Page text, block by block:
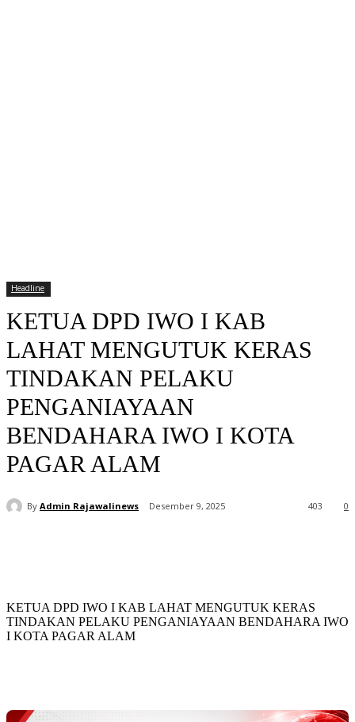
Headline
KETUA DPD IWO I KAB
LAHAT MENGUTUK KERAS
TINDAKAN PELAKU
PENGANIAYAAN
BENDAHARA IWO I KOTA
PAGAR ALAM
By Admin Rajawalinews Desember 9, 2025 0
403
KETUA DPD IWO I KAB LAHAT MENGUTUK KERAS
TINDAKAN PELAKU PENGANIAYAAN BENDAHARA IWO
I KOTA PAGAR ALAM